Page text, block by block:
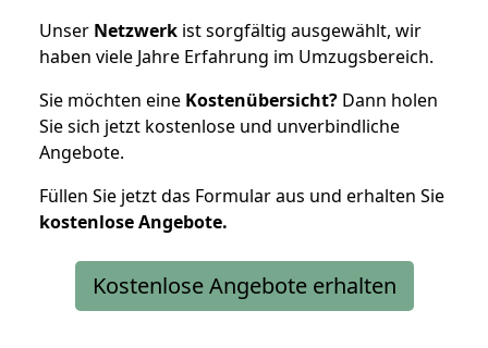
Unser Netzwerk ist sorgfältig ausgewählt, wir
haben viele Jahre Erfahrung im Umzugsbereich.
Sie möchten eine Kostenübersicht? Dann holen
Sie sich jetzt kostenlose und unverbindliche
Angebote.
Füllen Sie jetzt das Formular aus und erhalten Sie
kostenloseAngebote.
Kostenlose Angebote erhalten